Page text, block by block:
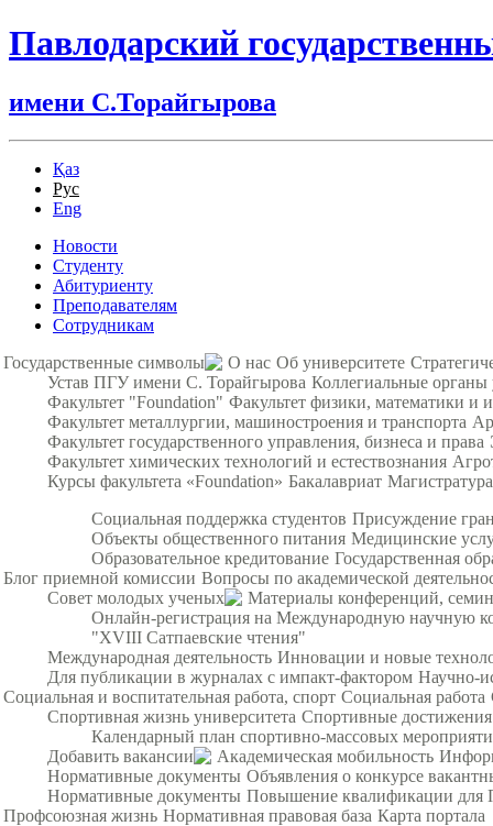
Павлодарский
имени С.Торайгырова
Қаз
Рус
Eng
Новости
Студенту
Абитуриенту
Преподавателям
Сотрудникам
Государственные символы
О нас Об университете
Устав ПГУ имени С. Торайгырова Коллегиальные органы
Факультет "Foundation" Факультет физики, математики и
Факультет металлургии, машиностроения и транспорта
Факультет государственного управления, бизнеса и права
Факультет химических технологий и естествознания
Курсы факультета «Foundation» Бакалавриат Магистратура
Социальная поддержка студентов Присуждение
Объекты общественного питания Медицинские
Образовательное кредитование Государственная
Блог приемной комиссии Вопросы по академической
Совет молодых ученых
Материалы конференций,
Онлайн-регистрация на Международную научную
"XVIII Сатпаевские чтения"
Международная деятельность Инновации и новые
Для публикации в журналах с импакт-фактором Научно-
Социальная и воспитательная работа, спорт Социальная работа
Спортивная жизнь университета Спортивные достижения
Календарный план спортивно-массовых
Добавить вакансии
Академическая мобильность
Нормативные документы Объявления о конкурсе
Нормативные документы Повышение квалификации для
Профсоюзная жизнь Нормативная правовая база Карта портала